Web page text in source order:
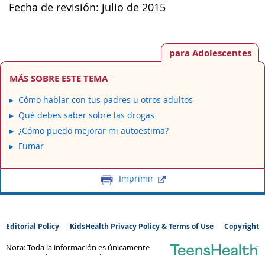
Fecha de revisión: julio de 2015
para Adolescentes
MÁS SOBRE ESTE TEMA
Cómo hablar con tus padres u otros adultos
Qué debes saber sobre las drogas
¿Cómo puedo mejorar mi autoestima?
Fumar
Imprimir
Editorial Policy KidsHealth Privacy Policy & Terms of Use Copyright
Nota: Toda la información es únicamente